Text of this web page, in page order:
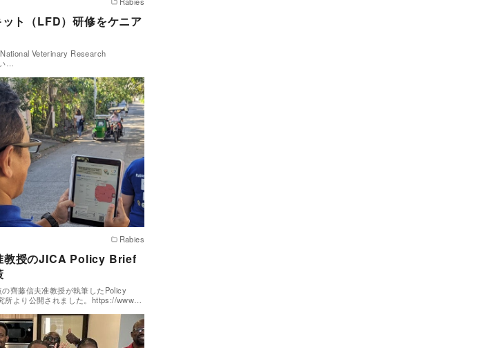
ト（LFD）研修をケニア
Veterinary Research
…
Rabies
教授のJICA Policy Brief
齊藤信夫准教授が執筆したPolicy
所より公開されました。https://www…